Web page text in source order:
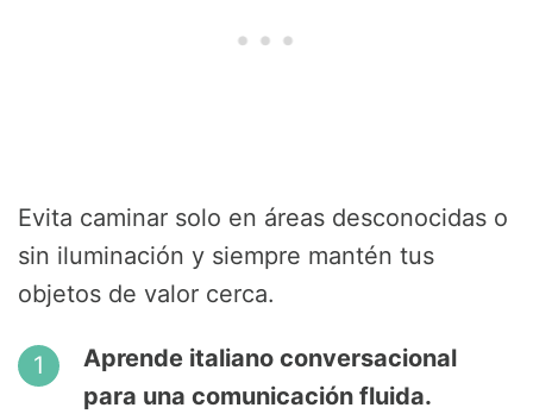
Evita caminar solo en áreas desconocidas o
sin iluminación y siempre mantén tus
objetos de valor cerca.
Aprende italiano conversacional
para una comunicación fluida.